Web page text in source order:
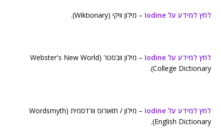
לחץ למידע על Iodine – מילון וויקי (Wiktionary).
לחץ למידע על Iodine
– מילון וובסטר (Webster's New World
College Dictionary).
לחץ למידע על Iodine
– מילון / תזאורוס וורדסמית (Wordsmyth
English Dictionary).